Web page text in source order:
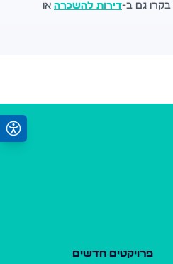
בקרו גם ב-דירות להשכרה או
פרויקטים חדשים